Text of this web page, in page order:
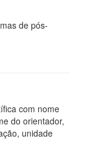
de pós-
com nome
do orientador,
unidade